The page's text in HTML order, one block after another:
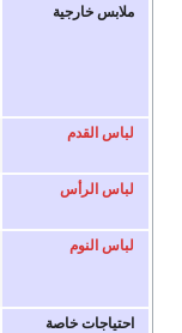
ملابس خارجية
لباس القدم
لباس الرأس
لباس النوم
احتياجات خاصة